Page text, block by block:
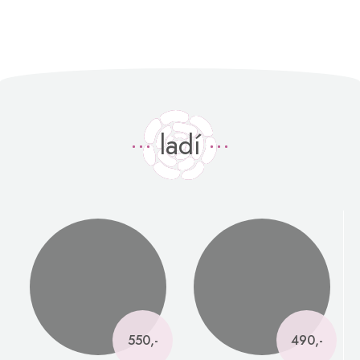
ladí
550,- 490,-